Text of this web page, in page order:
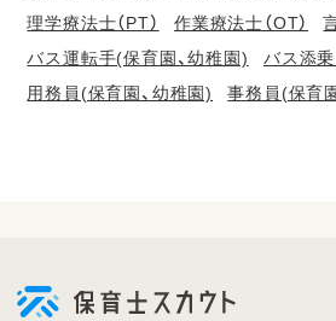
理学療法士（PT）
作業療法士（OT）
バス運転手(保育園、幼稚園)
バス添
用務員(保育園、幼稚園)
事務員(保育
登